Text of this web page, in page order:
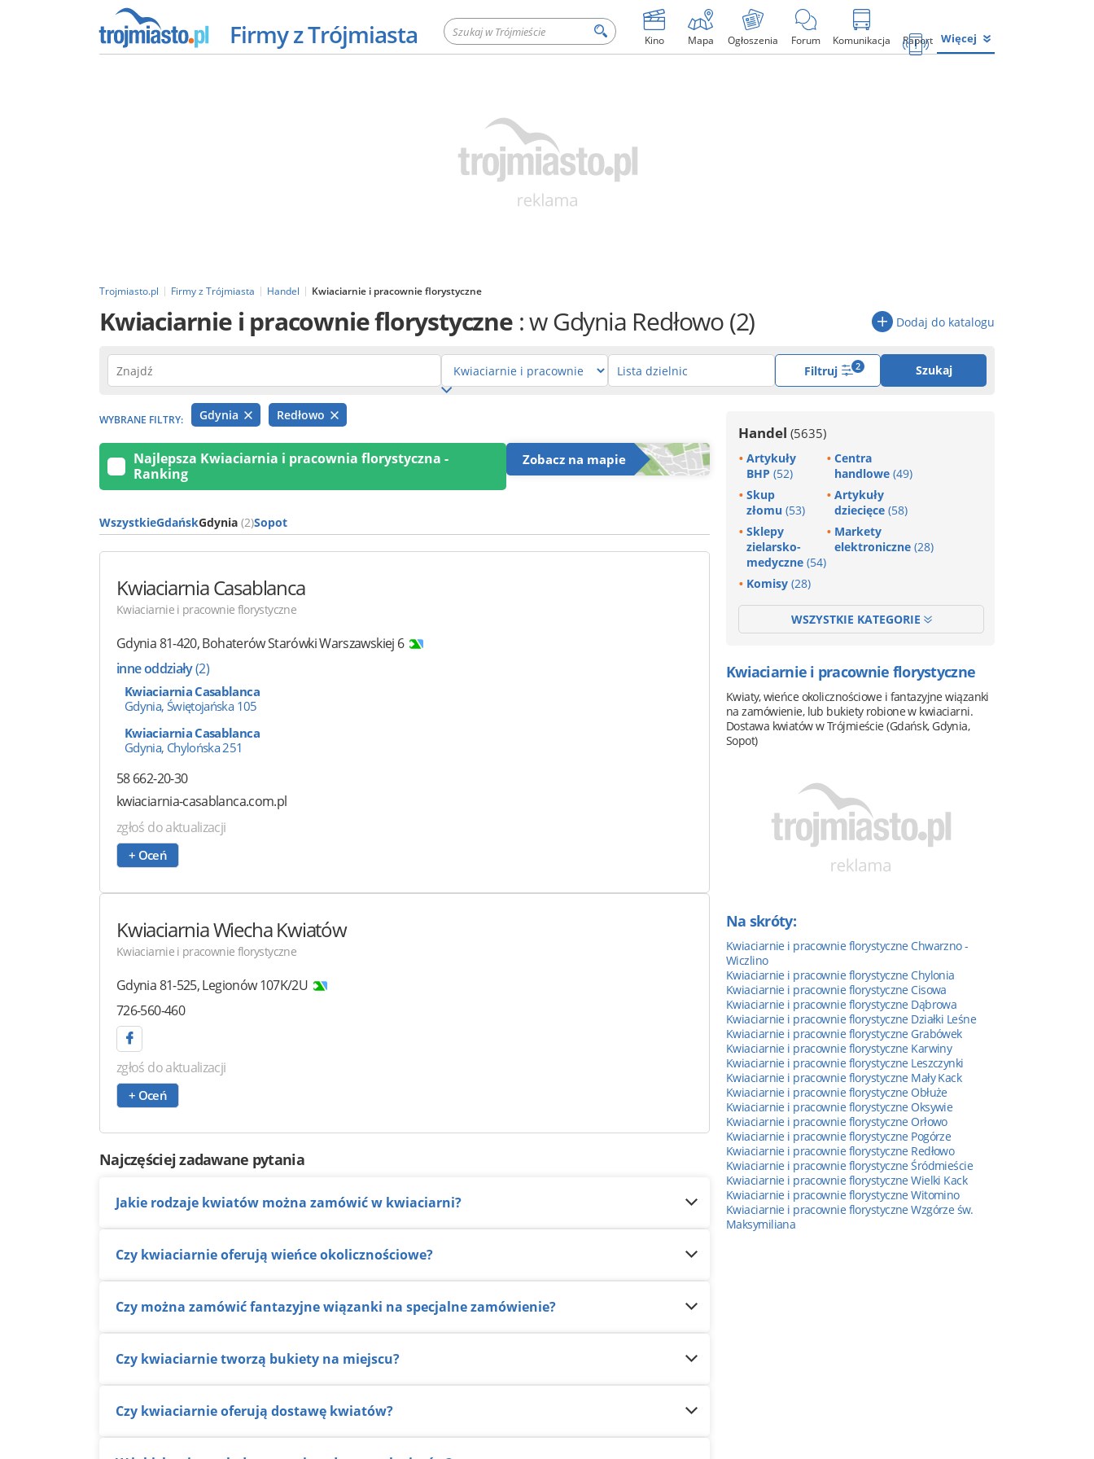
Firmy z Trójmiasta Kino Mapa Ogłoszenia Forum Komunikacja Raport Więcej
Trojmiasto.pl Firmy z Trójmiasta Handel Kwiaciarnie i pracownie florystyczne
Kwiaciarnie i pracownie florystyczne : w Gdynia Redłowo(2) Dodaj do katalogu
Filtruj 2 Szukaj
WYBRANE FILTRY: Gdynia Redłowo
Najlepsza Kwiaciarnia i pracownia florystyczna -
Ranking
Zobacz na mapie
WszystkieGdańskGdynia (2)Sopot
Kwiaciarnia Casablanca
Kwiaciarnie i pracownie florystyczne
Gdynia81-420,Bohaterów Starówki Warszawskiej 6
inne oddziały(2)
Kwiaciarnia Casablanca
Gdynia, Świętojańska 105
Kwiaciarnia Casablanca
Gdynia, Chylońska 251
58 662-20-30
kwiaciarnia-casablanca.com.pl
zgłoś do aktualizacji
+ Oceń
Kwiaciarnia Wiecha Kwiatów
Kwiaciarnie i pracownie florystyczne
Gdynia81-525,Legionów 107K/2U
726-560-460
zgłoś do aktualizacji
+ Oceń
Najczęściej zadawane pytania
Jakie rodzaje kwiatów można zamówić w kwiaciarni?
Czy kwiaciarnie oferują wieńce okolicznościowe?
Czy można zamówić fantazyjne wiązanki na specjalne zamówienie?
Czy kwiaciarnie tworzą bukiety na miejscu?
Czy kwiaciarnie oferują dostawę kwiatów?
Handel (5635)
Artykuły
BHP (52)
Centra
handlowe (49)
Skup
złomu (53)
Artykuły
dziecięce (58)
Sklepy
zielarsko-
medyczne (54)
Markety
elektroniczne (28)
Komisy (28)
WSZYSTKIE KATEGORIE
Kwiaciarnie i pracownie florystyczne
Kwiaty, wieńce okolicznościowe i fantazyjne wiązanki
na zamówienie, lub bukiety robione w kwiaciarni.
Dostawa kwiatów w Trójmieście (Gdańsk, Gdynia,
Sopot)
Na skróty:
Kwiaciarnie i pracownie florystyczne Chwarzno -
Wiczlino
Kwiaciarnie i pracownie florystyczne Chylonia
Kwiaciarnie i pracownie florystyczne Cisowa
Kwiaciarnie i pracownie florystyczne Dąbrowa
Kwiaciarnie i pracownie florystyczne Działki Leśne
Kwiaciarnie i pracownie florystyczne Grabówek
Kwiaciarnie i pracownie florystyczne Karwiny
Kwiaciarnie i pracownie florystyczne Leszczynki
Kwiaciarnie i pracownie florystyczne Mały Kack
Kwiaciarnie i pracownie florystyczne Obłuże
Kwiaciarnie i pracownie florystyczne Oksywie
Kwiaciarnie i pracownie florystyczne Orłowo
Kwiaciarnie i pracownie florystyczne Pogórze
Kwiaciarnie i pracownie florystyczne Redłowo
Kwiaciarnie i pracownie florystyczne Śródmieście
Kwiaciarnie i pracownie florystyczne Wielki Kack
Kwiaciarnie i pracownie florystyczne Witomino
Kwiaciarnie i pracownie florystyczne Wzgórze św.
Maksymiliana